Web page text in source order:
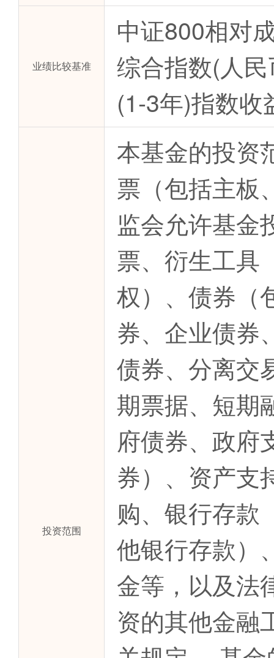
业绩比较基准
中证800相对
综合指数(人
(1-3年)指数收
投资范围
本基金的投资
票（包括主板
监会允许基金
票、衍生工具
权）、债券（
券、企业债券
债券、分离交
期票据、短期
府债券、政府
券）、资产支
购、银行存款
他银行存款）
金等，以及法
资的其他金融